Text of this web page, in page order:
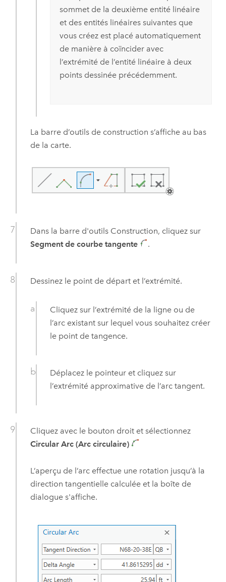
sommet de la deuxième entité linéaire
et des entités linéaires suivantes que
vous créez est placé automatiquement
de manière à coïncider avec
l’extrémité de l’entité linéaire à deux
points dessinée précédemment.
La barre d’outils de construction s’affiche au bas
de la carte.
Dans la barre d'outils Construction, cliquez sur
Segment de courbe tangente
.
Dessinez le point de départ et l’extrémité.
Cliquez sur l’extrémité de la ligne ou de
l’arc existant sur lequel vous souhaitez créer
le point de tangence.
Déplacez le pointeur et cliquez sur
l’extrémité approximative de l’arc tangent.
Cliquez avec le bouton droit et sélectionnez
Circular Arc (Arc circulaire)
L’aperçu de l’arc effectue une rotation jusqu’à la
direction tangentielle calculée et la boîte de
dialogue s'affiche.